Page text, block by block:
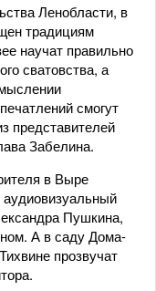
Ленобласти, в
традициям
научат правильно
сватовства, а
смогут
представителей
Забелина.
в Выре
аудиовизуальный
Пушкина,
А в саду Дома-
прозвучат